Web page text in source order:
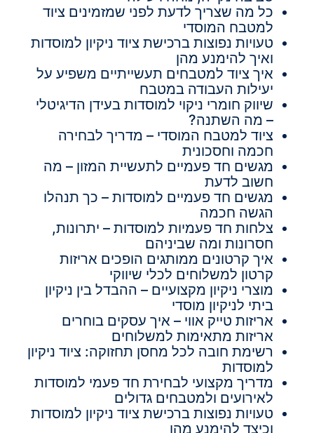
כל מה שצריך לדעת לפני שמזמינים ציוד
למטבח המוסדי
טעויות נפוצות ברכישת ציוד ניקיון למוסדות
ואיך להימנע מהן
איך ציוד למטבחים תעשייתיים משפיע על
יעילות העבודה במטבח
שיווק חומרי ניקוי למוסדות בעידן הדיגיטלי
– מה השתנה?
ציוד למטבח המוסדי – מדריך לבחירה
חכמה וחסכונית
מגשים חד פעמיים לתעשיית המזון – מה
חשוב לדעת
מגשים חד פעמיים למוסדות – כך תנהלו
הגשה חכמה
צלחות חד פעמיות למוסדות – יתרונות,
חסרונות ומה שביניהם
איך קרטונים ממותגים הופכים אריזות
קרטון למשלוחים לכלי שיווקי
מוצרי ניקיון מקצועיים – ההבדל בין ניקיון
ביתי לניקיון מוסדי
אריזות טייק אווי – איך עסקים בוחרים
אריזות מתאימות למשלוחים
רשימת חובה לכל מחסן תחזוקה: ציוד ניקיון
למוסדות
מדריך מקצועי לבחירת חד פעמי למוסדות
לאירועים ולמטבחים גדולים
טעויות נפוצות ברכישת ציוד ניקיון למוסדות
וכיצד להימנע מהן